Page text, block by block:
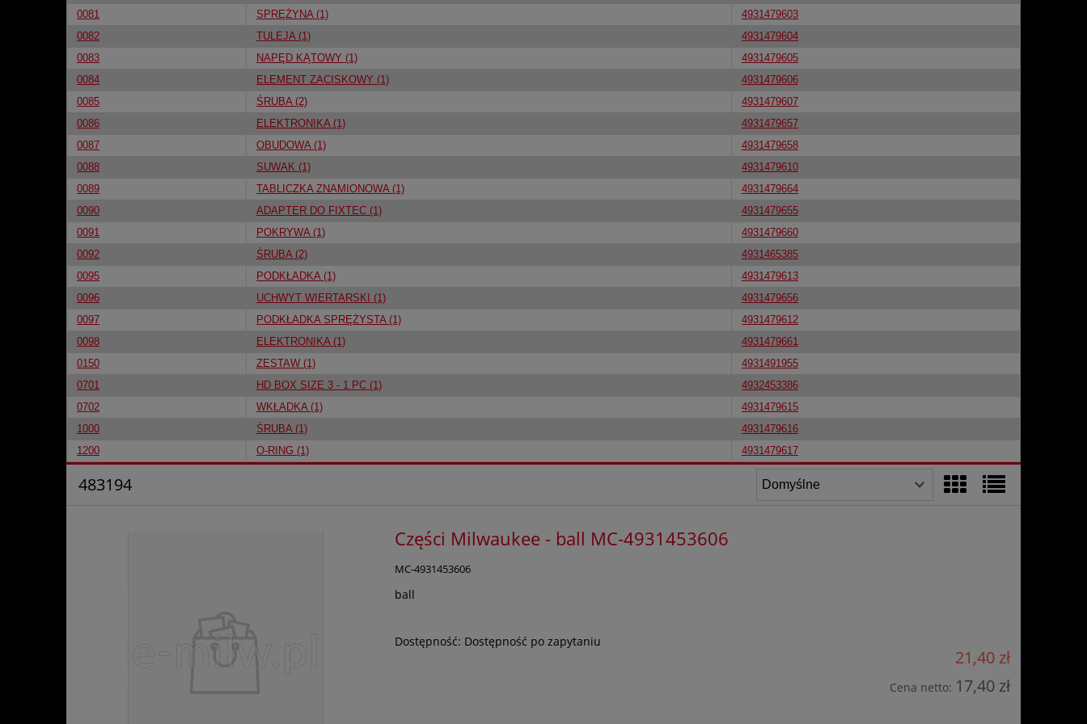
0081
SPRĘŻYNA (1)
4931479603
0082
TULEJA (1)
4931479604
0083
NAPĘD KĄTOWY (1)
4931479605
0084
ELEMENT ZACISKOWY (1)
4931479606
0085
ŚRUBA (2)
4931479607
0086
ELEKTRONIKA (1)
4931479657
0087
OBUDOWA (1)
4931479658
0088
SUWAK (1)
4931479610
0089
TABLICZKA ZNAMIONOWA (1)
4931479664
0090
ADAPTER DO FIXTEC (1)
4931479655
0091
POKRYWA (1)
4931479660
0092
ŚRUBA (2)
4931465385
0095
PODKŁADKA (1)
4931479613
0096
UCHWYT WIERTARSKI (1)
4931479656
0097
PODKŁADKA SPRĘŻYSTA (1)
4931479612
0098
ELEKTRONIKA (1)
4931479661
0150
ZESTAW (1)
4931491955
0701
HD BOX SIZE 3 - 1 PC (1)
4932453386
0702
WKŁADKA (1)
4931479615
1000
ŚRUBA (1)
4931479616
1200
O-RING (1) 4931479617
483194
Części Milwaukee - ball MC-4931453606
MC-4931453606
ball
Dostępność: Dostępność po zapytaniu
21,40 zł
Cena netto: 17,40 zł